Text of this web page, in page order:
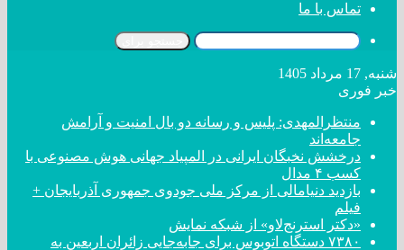
تماس با ما
شنبه, 17 مرداد 1405
خبر فوری
منتظرالمهدی: پلیس و رسانه دو بال امنیت و آرامش
جامعه‌اند
درخشش نخبگان ایرانی در المپیاد جهانی هوش مصنوعی با
کسب ۴ مدال
بازدید دنیامالی از مرکز ملی جودوی جمهوری آذربایجان +
فیلم
«دکتر استرنج‌لاو» از شبکه نمایش
۷۳۸۰ دستگاه اتوبوس برای جابه‌جایی زائران اربعین به